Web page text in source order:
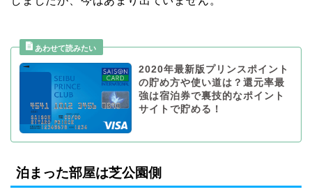
2020年最新版プリンスポイント
の貯め方や使い道は？還元率最
強は宿泊券で裏技的なポイント
サイトで貯める！
泊まった部屋は芝公園側